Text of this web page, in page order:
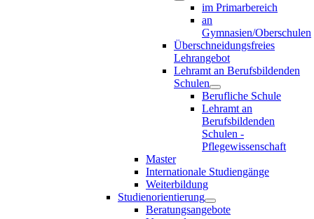
im Primarbereich
an
Gymnasien/Oberschulen
Überschneidungsfreies
Lehrangebot
Lehramt an Berufsbildenden
Schulen
Berufliche Schule
Lehramt an
Berufsbildenden
Schulen -
Pflegewissenschaft
Master
Internationale Studiengänge
Weiterbildung
Studienorientierung
Beratungsangebote